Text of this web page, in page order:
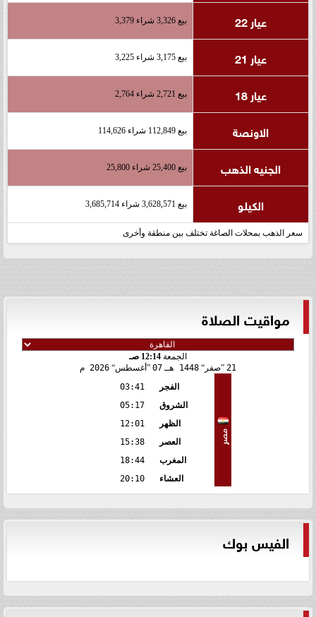
عيار 22 بيع 3,326 شراء 3,379
عيار 21 بيع 3,175 شراء 3,225
عيار 18 بيع 2,721 شراء 2,764
الاونصة بيع 112,849 شراء 114,626
الجنيه الذهب بيع 25,400 شراء 25,800
الكيلو بيع 3,628,571 شراء 3,685,714
سعر الذهب بمحلات الصاغة تختلف بين منطقة وأخرى
مواقيت الصلاة
الجمعة 12:14 صـ
21 صفر 1448 هـ 07 أغسطس 2026 م
مصر
الفجر
03:41
الشروق
05:17
الظهر
12:01
العصر
15:38
المغرب
18:44
العشاء
20:10
الفيس بوك